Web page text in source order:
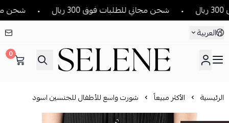
شحن مجاني للطلبات فوق 300 ريال شحن مجاني
العربية
SELENE
0
الرئيسية الأكثر مبيعاً شورت واسع للأطفال للجنسين اسود